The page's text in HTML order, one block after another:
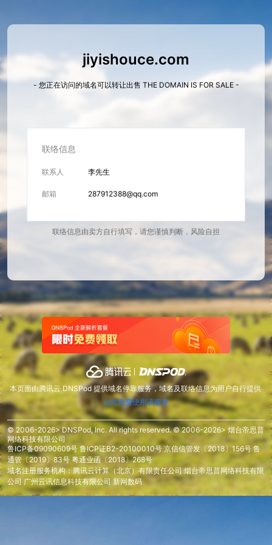
jiyishouce.com
- 您正在访问的域名可以转让出售 THE DOMAIN IS FOR SALE -
联络信息
联系人 李先生
邮箱 287912388@qq.com
联络信息由卖方自行填写，请您谨慎判断，风险自担
本页面由腾讯云 DNSPod 提供域名停靠服务，域名及联络信息为用户自行提供
点此免费使用该服务
© 2006-2026> DNSPod, Inc. All rights reserved. © 2006-2026> 烟台帝思普
网络科技有限公司
鲁ICP备09090609号 鲁ICP证B2-20100010号 京信信管发〔2018〕156号 鲁
通管〔2019〕83号 粤通业函〔2018〕268号
域名注册服务机构：腾讯云计算（北京）有限责任公司 烟台帝思普网络科技有限
公司 广州云讯信息科技有限公司 新网数码